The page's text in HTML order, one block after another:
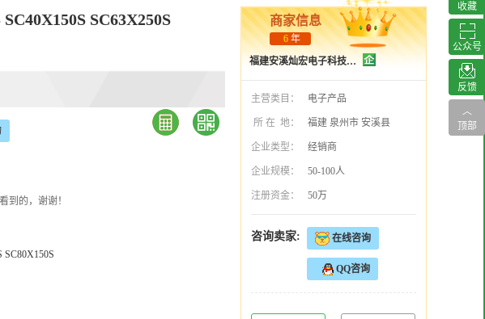
SC63X250S
看到的，谢谢！
SC80X150S
商家信息
6 年
福建安溪灿宏电子科技有限公司
主营类目： 电子产品
所 在 地： 福建 泉州市 安溪县
企业类型： 经销商
企业规模： 50-100人
注册资金： 50万
咨询卖家: 在线咨询
QQ咨询
收藏
公众号
反馈
︿
顶部